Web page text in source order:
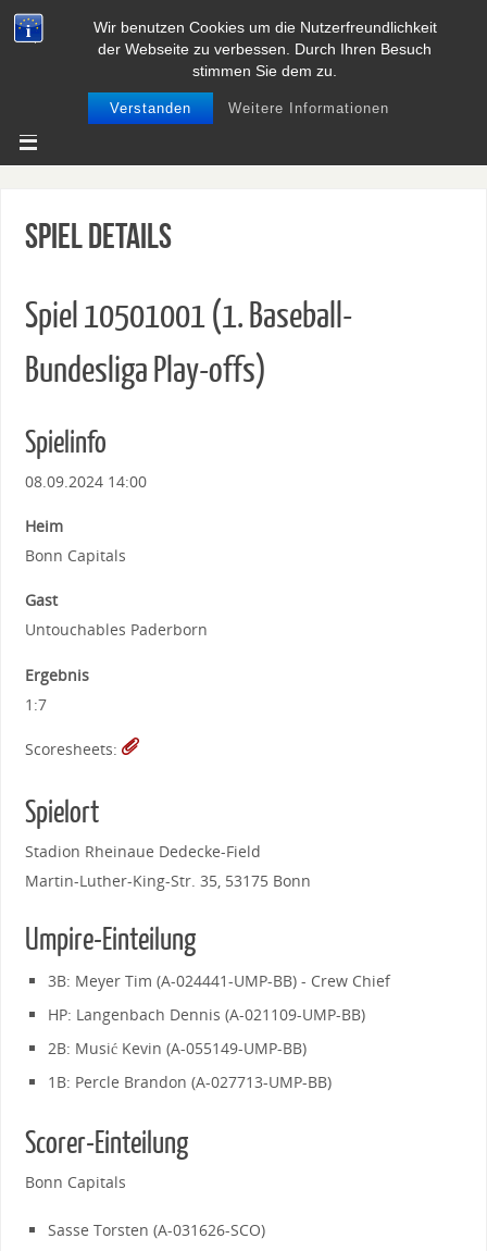
Wir benutzen Cookies um die Nutzerfreundlichkeit
der Webseite zu verbessen. Durch Ihren Besuch
stimmen Sie dem zu.
Verstanden Weitere Informationen
BASEBALL UND SOFTBALL IN
NIEDERSACHSEN
Spiel Details
Spiel 10501001 (1. Baseball-
Bundesliga Play-offs)
Spielinfo
08.09.2024 14:00
Heim
Bonn Capitals
Gast
Untouchables Paderborn
Ergebnis
1:7
Scoresheets:
Spielort
Stadion Rheinaue Dedecke-Field
Martin-Luther-King-Str. 35, 53175 Bonn
Umpire-Einteilung
3B: Meyer Tim (A-024441-UMP-BB) - Crew Chief
HP: Langenbach Dennis (A-021109-UMP-BB)
2B: Musić Kevin (A-055149-UMP-BB)
1B: Percle Brandon (A-027713-UMP-BB)
Scorer-Einteilung
Bonn Capitals
Sasse Torsten (A-031626-SCO)